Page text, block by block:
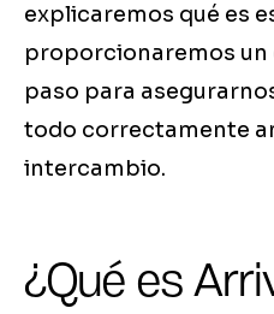
explicaremos qué es
proporcionaremos un
paso para
todo correctamente
intercambio.
¿Qué es